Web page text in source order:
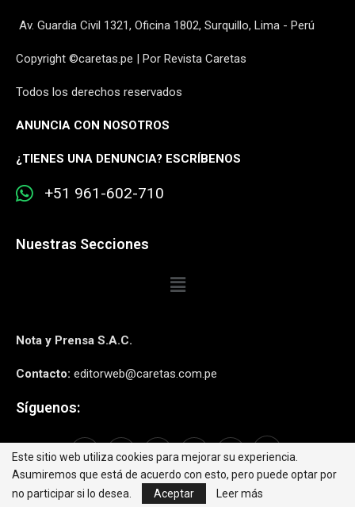
Av. Guardia Civil 1321, Oficina 1802, Surquillo, Lima - Perú
Copyright ©caretas.pe | Por Revista Caretas
Todos los derechos reservados
ANUNCIA CON NOSOTROS
¿TIENES UNA DENUNCIA? ESCRÍBENOS
+51 961-602-710
Nuestras Secciones
Nota y Prensa S.A.C.
Contacto: editorweb@caretas.com.pe
Síguenos:
Este sitio web utiliza cookies para mejorar su experiencia.
Asumiremos que está de acuerdo con esto, pero puede optar por
no participar si lo desea.
Aceptar Leer más